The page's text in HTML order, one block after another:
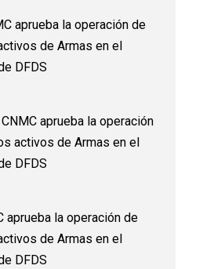
aprueba la operación de
de Armas en el
DFDS
CNMC aprueba la operación
activos de Armas en el
DFDS
aprueba la operación de
de Armas en el
DFDS